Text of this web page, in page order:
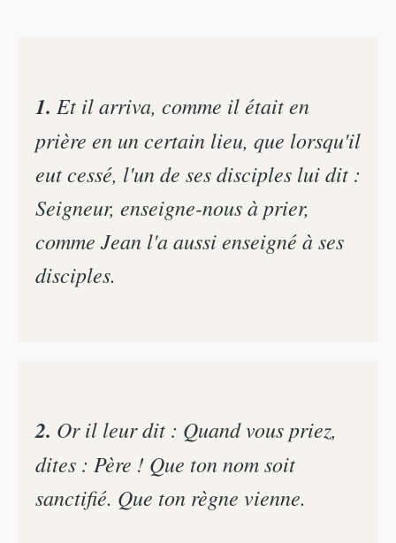
1. Et il arriva, comme il était en
prière en un certain lieu, que lorsqu'il
eut cessé, l'un de ses disciples lui dit :
Seigneur, enseigne-nous à prier,
comme Jean l'a aussi enseigné à ses
disciples.
2. Or il leur dit : Quand vous priez,
dites : Père ! Que ton nom soit
sanctifié. Que ton règne vienne.